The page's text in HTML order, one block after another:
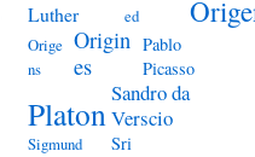
Luther
ed
Orige
ns
Origin
es
Pablo
Picasso
Platon
Sandro da
Verscio
Sigmund
Sri